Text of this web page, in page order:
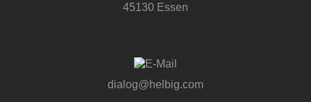
45130 Essen
dialog@helbig.com